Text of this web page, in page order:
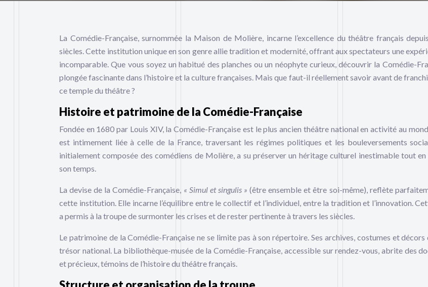
La Comédie-Française, surnommée la Maison de Molière, incarne l’excellence du théâtre français
siècles. Cette institution unique en son genre allie tradition et modernité, offrant aux spectateurs une
incomparable. Que vous soyez un habitué des planches ou un néophyte curieux, découvrir la Comédie-
plongée fascinante dans l’histoire et la culture françaises. Mais que faut-il réellement savoir avant de
ce temple du théâtre ?
Histoire et patrimoine de la Comédie-Française
Fondée en 1680 par Louis XIV, la Comédie-Française est le plus ancien théâtre national en activité au
est intimement liée à celle de la France, traversant les régimes politiques et les bouleversements
initialement composée des comédiens de Molière, a su préserver un héritage culturel inestimable tout en
son temps.
La devise de la Comédie-Française, « Simul et singulis »(être ensemble et être soi-même), reflète
cette institution. Elle incarne l’équilibre entre le collectif et l’individuel, entre la tradition et l’innovation.
a permis à la troupe de surmonter les crises et de rester pertinente à travers les siècles.
Le patrimoine de la Comédie-Française ne se limite pas à son répertoire. Ses archives, costumes et
trésor national. La bibliothèque-musée de la Comédie-Française, accessible sur rendez-vous, abrite des
et précieux, témoins de l’histoire du théâtre français.